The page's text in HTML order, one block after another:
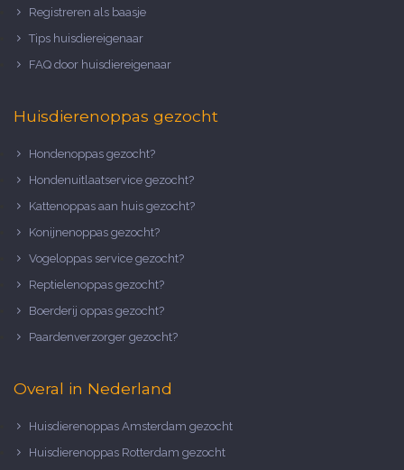
Registreren als baasje
Tips huisdiereigenaar
FAQ door huisdiereigenaar
Huisdierenoppas gezocht
Hondenoppas gezocht?
Hondenuitlaatservice gezocht?
Kattenoppas aan huis gezocht?
Konijnenoppas gezocht?
Vogeloppas service gezocht?
Reptielenoppas gezocht?
Boerderij oppas gezocht?
Paardenverzorger gezocht?
Overal in Nederland
Huisdierenoppas Amsterdam gezocht
Huisdierenoppas Rotterdam gezocht